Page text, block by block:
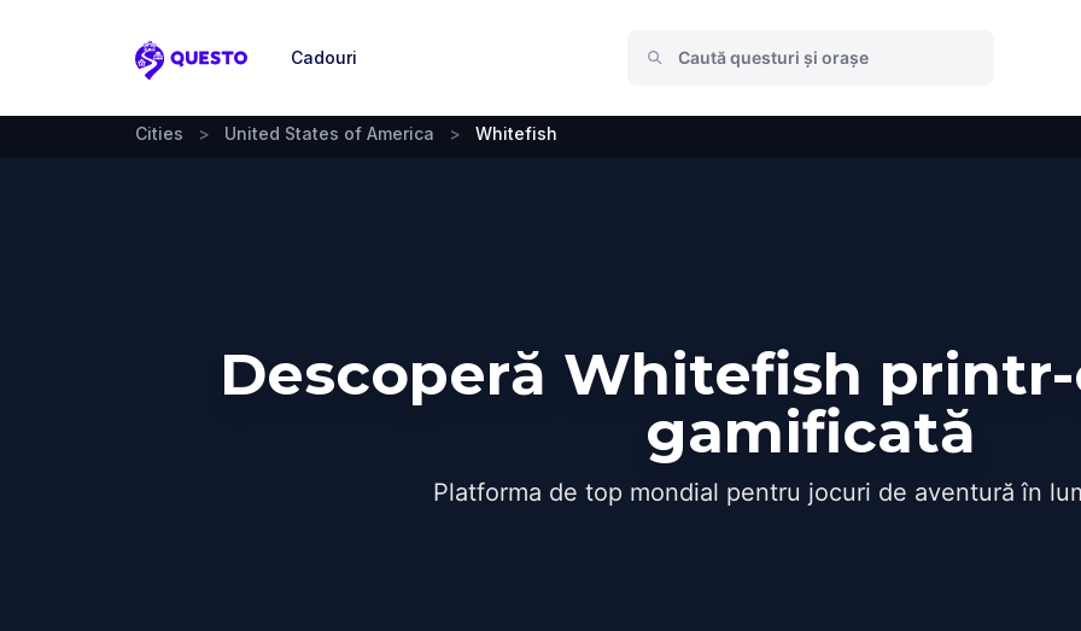
Questo
Cadouri
Cities > United States of America > Whitefish
Descoperă Whitefish
gamificată
Platforma de top mondial pentru jocuri de aventură în